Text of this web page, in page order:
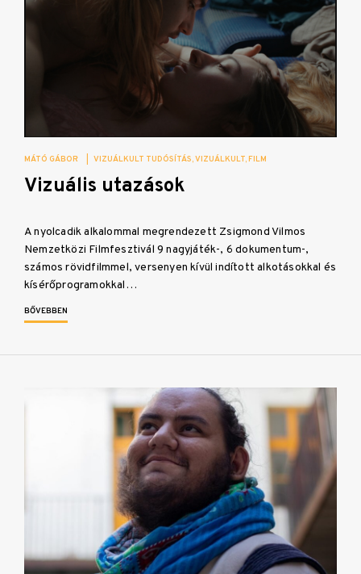
MÁTÓ GÁBOR VIZUÁLKULT TUDÓSÍTÁS VIZUÁLKULT FILM
Vizuális utazások
A nyolcadik alkalommal megrendezett Zsigmond Vilmos
Nemzetközi Filmfesztivál 9 nagyjáték-, 6 dokumentum-,
számos rövidfilmmel, versenyen kívül indított alkotásokkal és
kísérőprogramokkal…
BŐVEBBEN